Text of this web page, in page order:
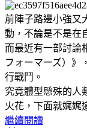
前陣子路邊小強又
動，不論是不是在
而最近有一部討論
フォーマーズ）》
行戰鬥。
究竟體型懸殊的人
火花，下面就娓娓
繼續閱讀